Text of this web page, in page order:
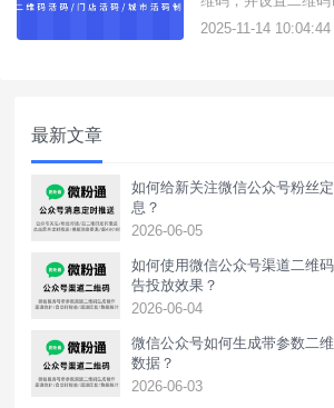
活码这款活码在线生
2025-11-14 10:04:44
最新文章
如何给新关注微信公众号粉丝
息？
2026-06-05
如何使用微信公众号渠道二维
告投放效果？
2026-06-04
微信公众号如何生成带参数二
数据？
2026-06-03